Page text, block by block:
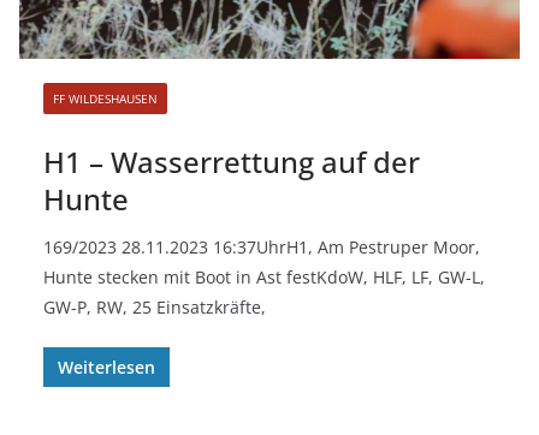
FF WILDESHAUSEN
H1 – Wasserrettung auf der
Hunte
169/2023 28.11.2023 16:37UhrH1, Am Pestruper Moor,
Hunte stecken mit Boot in Ast festKdoW, HLF, LF, GW-L,
GW-P, RW, 25 Einsatzkräfte,
Weiterlesen